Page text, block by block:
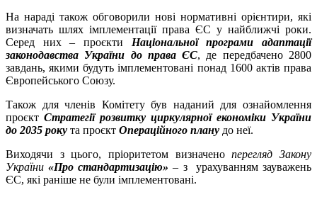
На нараді також обговорили нові нормативні орієнтири, які
визначать шлях імплементації права ЄС у найближчі роки.
Серед них – проєкти Національної програми адаптації
законодавства України до права ЄС, де передбачено 2800
завдань, якими будуть імплементовані понад 1600 актів права
Європейського Союзу.
Також для членів Комітету був наданий для ознайомлення
проєкт Стратегії розвитку циркулярної економіки України
до 2035 року та проєкт Операційного плану до неї.
Виходячи з цього, пріоритетом визначеноперегляд Закону
України«Про стандартизацію» – з урахуванням зауважень
ЄС, які раніше не були імплементовані.